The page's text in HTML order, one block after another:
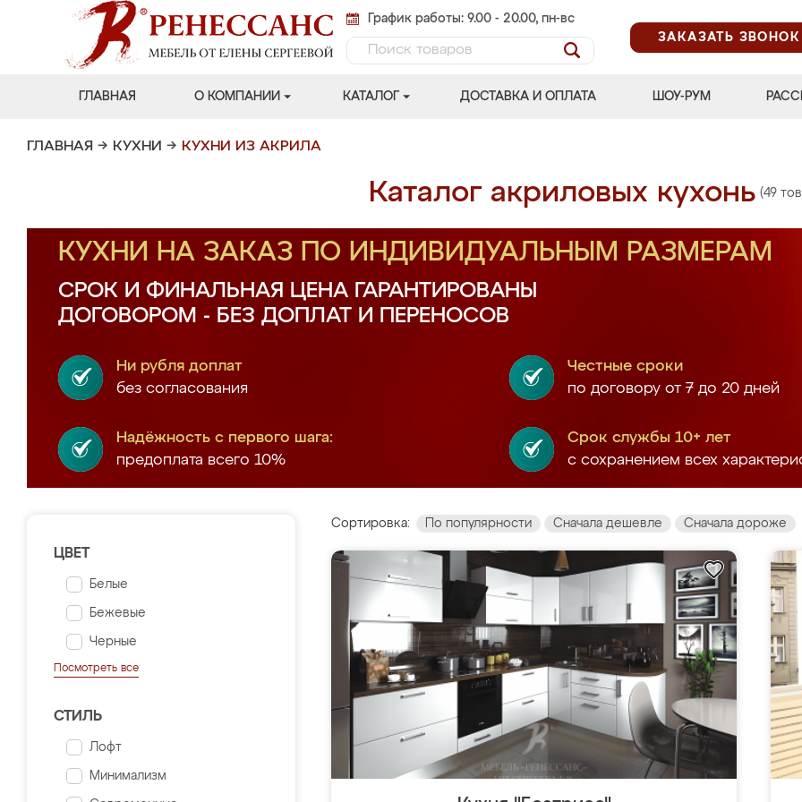
График работы: 9.00 - 20.00, пн-вс
ЗАКАЗАТЬ ЗВОНОК
ГЛАВНАЯ О КОМПАНИИ КАТАЛОГ ДОСТАВКА И ОПЛАТА ШОУ-РУМ
ГЛАВНАЯ → КУХНИ → КУХНИ ИЗ АКРИЛА
Каталог акриловых кухонь (49
КУХНИ НА ЗАКАЗ ПО ИНДИВИДУАЛЬНЫМ РАЗМЕРАМ
СРОК И ФИНАЛЬНАЯ ЦЕНА ГАРАНТИРОВАНЫ
ДОГОВОРОМ - БЕЗ ДОПЛАТ И ПЕРЕНОСОВ
Ни рубля доплат
без согласования
Честные сроки
по договору от 7 до 20 дней
Надёжность с первого шага:
предоплата всего 10%
Срок службы 10+ лет
с сохранением всех
ЦВЕТ
Белые
Бежевые
Черные
Посмотреть все
СТИЛЬ
Лофт
Минимализм
Сортировка: По популярности Сначала дешевле Сначала дороже